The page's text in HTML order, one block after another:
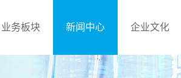
业务板块 新闻中心 企业文化